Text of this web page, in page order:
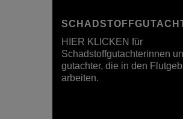
HIER KLICKEN für
Schadstoffgutachterinnen
gutachter, die in den
arbeiten.